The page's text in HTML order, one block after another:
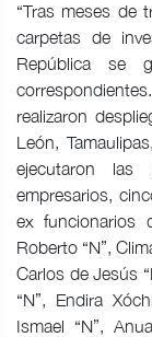
“Tras meses de
carpetas de
República se
realizaron
León,
ejecutaron las
empresarios,
ex funcionarios
Roberto “N”,
Carlos de Jesús
“N”, Endira
Ismael “N”,